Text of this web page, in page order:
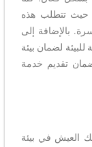
حيث تتطلب هذه
بالإضافة إلى
لضمان بيئة
تقديم خدمة
العيش في بيئة